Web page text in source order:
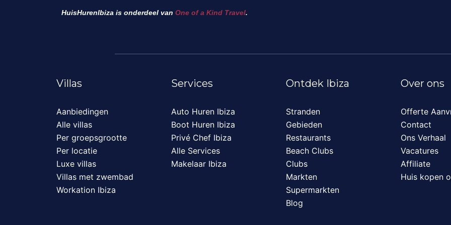
HuisHurenIbiza is onderdeel van One of a Kind Travel.
Villas
Aanbiedingen
Alle villas
Per groepsgrootte
Per locatie
Luxe villas
Villas met zwembad
Workation Ibiza
Services
Auto Huren Ibiza
Boot Huren Ibiza
Privé Chef Ibiza
Alle Services
Makelaar Ibiza
Ontdek Ibiza
Stranden
Gebieden
Restaurants
Beach Clubs
Clubs
Markten
Supermarkten
Blog
Over ons
Offerte
Contact
Ons Verhaal
Vacatures
Affiliate
Huis kopen